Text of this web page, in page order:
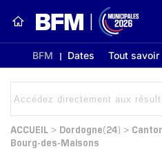
BFM Dates Tout savoir
ACCUEIL > Dordogne(24) >
Bourg-des-Maisons